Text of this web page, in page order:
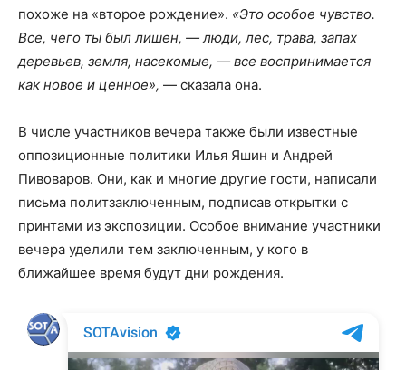
похоже на «второе рождение». «Это особое чувство.
Все, чего ты был лишен, — люди, лес, трава, запах
деревьев, земля, насекомые, — все воспринимается
как новое и ценное», — сказала она.
В числе участников вечера также были известные
оппозиционные политики Илья Яшин и Андрей
Пивоваров. Они, как и многие другие гости, написали
письма политзаключенным, подписав открытки с
принтами из экспозиции. Особое внимание участники
вечера уделили тем заключенным, у кого в
ближайшее время будут дни рождения.